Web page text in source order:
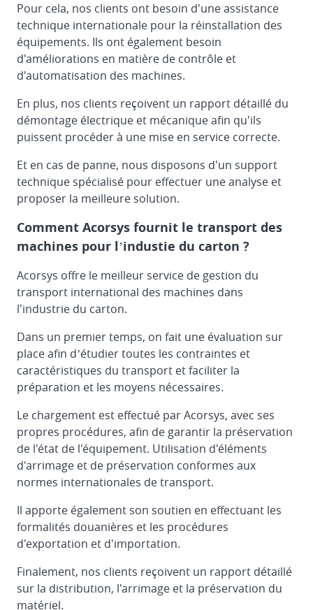
Pour cela, nos clients ont besoin d'une assistance
technique internationale pour la réinstallation des
équipements. Ils ont également besoin
d'améliorations en matière de contrôle et
d'automatisation des machines.
En plus, nos clients reçoivent un rapport détaillé du
démontage électrique et mécanique afin qu'ils
puissent procéder à une mise en service correcte.
Et en cas de panne, nous disposons d'un support
technique spécialisé pour effectuer une analyse et
proposer la meilleure solution.
Comment Acorsys fournit le transport des
machines pour l’industie du carton ?
Acorsys offre le meilleur service de gestion du
transport international des machines dans
l'industrie du carton.
Dans un premier temps, on fait une évaluation sur
place afin d’étudier toutes les contraintes et
caractéristiques du transport et faciliter la
préparation et les moyens nécessaires.
Le chargement est effectué par Acorsys, avec ses
propres procédures, afin de garantir la préservation
de l'état de l'équipement. Utilisation d'éléments
d'arrimage et de préservation conformes aux
normes internationales de transport.
Il apporte également son soutien en effectuant les
formalités douanières et les procédures
d'exportation et d'importation.
Finalement, nos clients reçoivent un rapport détaillé
sur la distribution, l'arrimage et la préservation du
matériel.